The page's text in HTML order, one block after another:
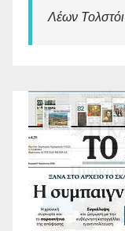
Λέων Τολστόι